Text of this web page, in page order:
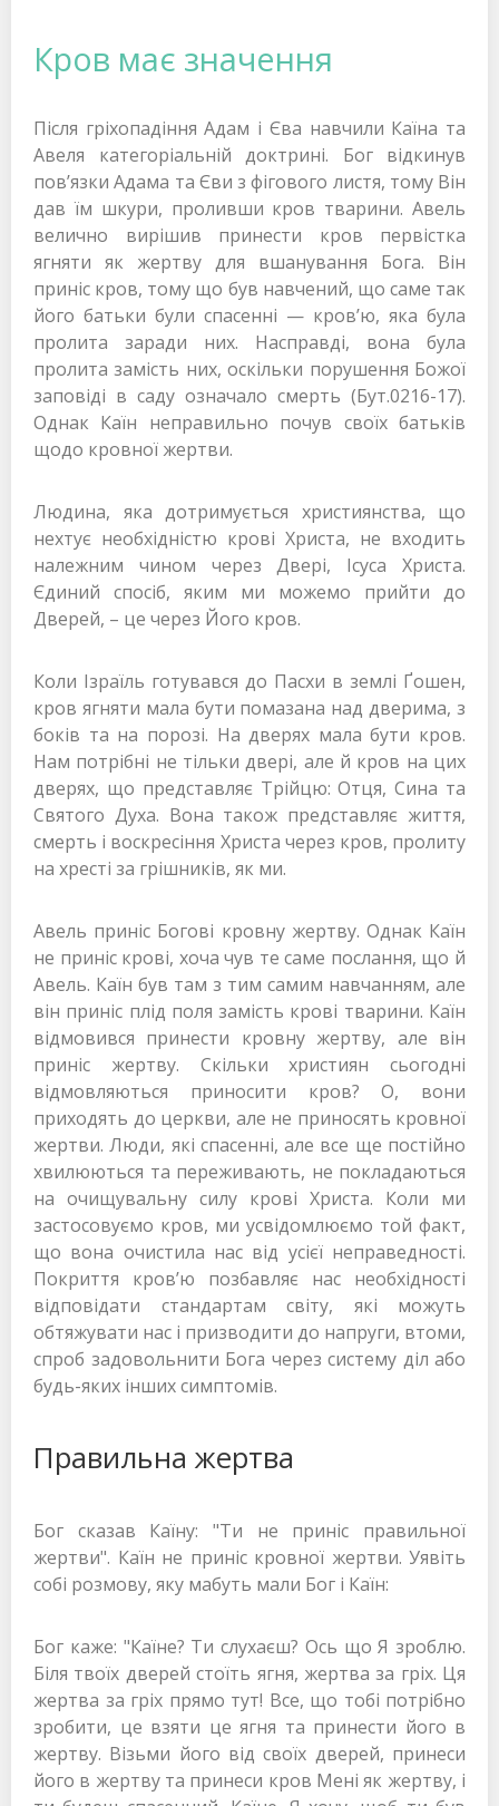
Кров має значення
Після гріхопадіння Адам і Єва навчили Каїна та
Авеля категоріальній доктрині. Бог відкинув
пов’язки Адама та Єви з фігового листя, тому Він
дав їм шкури, проливши кров тварини. Авель
велично вирішив принести кров первістка
ягняти як жертву для вшанування Бога. Він
приніс кров, тому що був навчений, що саме так
його батьки були спасенні — кров’ю, яка була
пролита заради них. Насправді, вона була
пролита замість них, оскільки порушення Божої
заповіді в саду означало смерть (Бут.0216-17).
Однак Каїн неправильно почув своїх батьків
щодо кровної жертви.
Людина, яка дотримується християнства, що
нехтує необхідністю крові Христа, не входить
належним чином через Двері, Ісуса Христа.
Єдиний спосіб, яким ми можемо прийти до
Дверей, – це через Його кров.
Коли Ізраїль готувався до Пасхи в землі Ґошен,
кров ягняти мала бути помазана над дверима, з
боків та на порозі. На дверях мала бути кров.
Нам потрібні не тільки двері, але й кров на цих
дверях, що представляє Трійцю: Отця, Сина та
Святого Духа. Вона також представляє життя,
смерть і воскресіння Христа через кров, пролиту
на хресті за грішників, як ми.
Авель приніс Богові кровну жертву. Однак Каїн
не приніс крові, хоча чув те саме послання, що й
Авель. Каїн був там з тим самим навчанням, але
він приніс плід поля замість крові тварини. Каїн
відмовився принести кровну жертву, але він
приніс жертву. Скільки християн сьогодні
відмовляються приносити кров? О, вони
приходять до церкви, але не приносять кровної
жертви. Люди, які спасенні, але все ще постійно
хвилюються та переживають, не покладаються
на очищувальну силу крові Христа. Коли ми
застосовуємо кров, ми усвідомлюємо той факт,
що вона очистила нас від усієї неправедності.
Покриття кров’ю позбавляє нас необхідності
відповідати стандартам світу, які можуть
обтяжувати нас і призводити до напруги, втоми,
спроб задовольнити Бога через систему діл або
будь-яких інших симптомів.
Правильна жертва
Бог сказав Каїну: "Ти не приніс правильної
жертви". Каїн не приніс кровної жертви. Уявіть
собі розмову, яку мабуть мали Бог і Каїн:
Бог каже: "Каїне? Ти слухаєш? Ось що Я зроблю.
Біля твоїх дверей стоїть ягня, жертва за гріх. Ця
жертва за гріх прямо тут! Все, що тобі потрібно
зробити, це взяти це ягня та принести його в
жертву. Візьми його від своїх дверей, принеси
його в жертву та принеси кров Мені як жертву, і